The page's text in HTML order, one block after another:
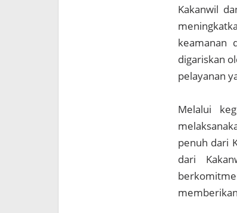
Kakanwil
keamanan
digariskan
pelayanan
Melalui
penuh dari
dari